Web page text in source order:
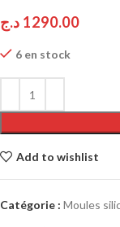
1290.00 د.ج
6 en stock
Add to wishlist
Catégorie : Moules